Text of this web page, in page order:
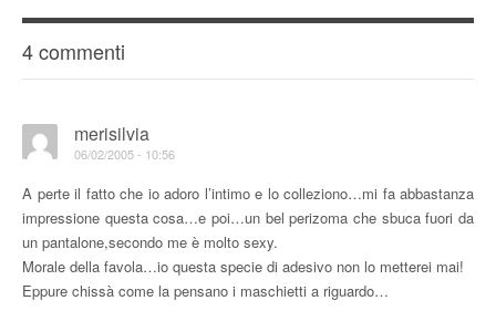
4 commenti
merisilvia
06/02/2005 - 10:56
A perte il fatto che io adoro l’intimo e lo colleziono…mi fa abbastanza
impressione questa cosa…e poi…un bel perizoma che sbuca fuori da
un pantalone,secondo me è molto sexy.
Morale della favola…io questa specie di adesivo non lo metterei mai!
Eppure chissà come la pensano i maschietti a riguardo…